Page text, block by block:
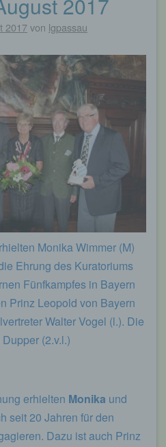
2017 von lgpassau
Monika Wimmer (M)
Ehrung des Kuratoriums
Fünfkampfes in Bayern
Prinz Leopold von Bayern
Walter Vogel (l.). Die
(2.v.l.)
erhielten Monika und
seit 20 Jahren für den
Dazu ist auch Prinz